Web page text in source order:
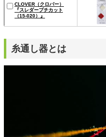
CLOVER（クロバー）
『スレダープチカット
（15-020）』
糸通し器とは